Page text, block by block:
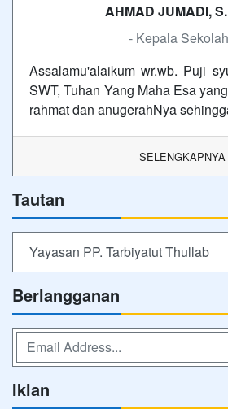
AHMAD JUMADI,
- Kepala
Assalamu'alaikum wr.wb. Puji
SWT, Tuhan Yang Maha Esa
rahmat dan anugerahNya
SELENGKAPNYA
Tautan
Yayasan PP. Tarbiyatut Thullab
Berlangganan
Iklan